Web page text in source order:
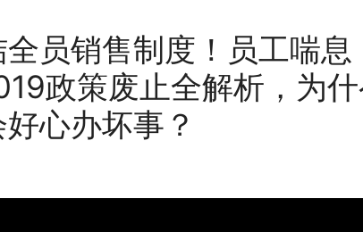
员销售制度！员工喘息
政策废止全解析，为
心办坏事？